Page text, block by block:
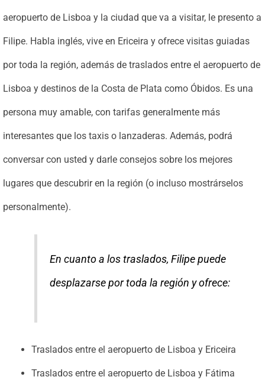
aeropuerto de Lisboa y la ciudad que va a visitar, le presento a
Filipe. Habla inglés, vive en Ericeira y ofrece visitas guiadas
por toda la región, además de traslados entre el aeropuerto de
Lisboa y destinos de la Costa de Plata como Óbidos. Es una
persona muy amable, con tarifas generalmente más
interesantes que los taxis o lanzaderas. Además, podrá
conversar con usted y darle consejos sobre los mejores
lugares que descubrir en la región (o incluso mostrárselos
personalmente).
En cuanto a los traslados, Filipe puede
desplazarse por toda la región y ofrece:
Traslados entre el aeropuerto de Lisboa y Ericeira
Traslados entre el aeropuerto de Lisboa y Fátima